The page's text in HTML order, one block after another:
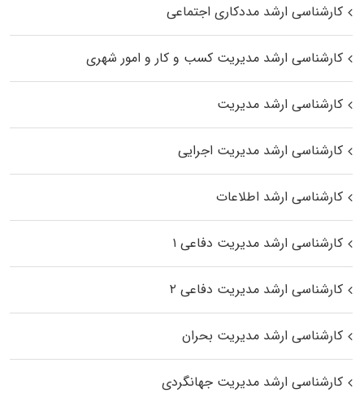
کارشناسی ارشد مددکاری اجتماعی
کارشناسی ارشد مدیریت کسب و کار و امور شهری
کارشناسی ارشد مدیریت
کارشناسی ارشد مدیریت اجرایی
کارشناسی ارشد اطلاعات
کارشناسی ارشد مدیریت دفاعی ۱
کارشناسی ارشد مدیریت دفاعی ۲
کارشناسی ارشد مدیریت بحران
کارشناسی ارشد مدیریت جهانگردی